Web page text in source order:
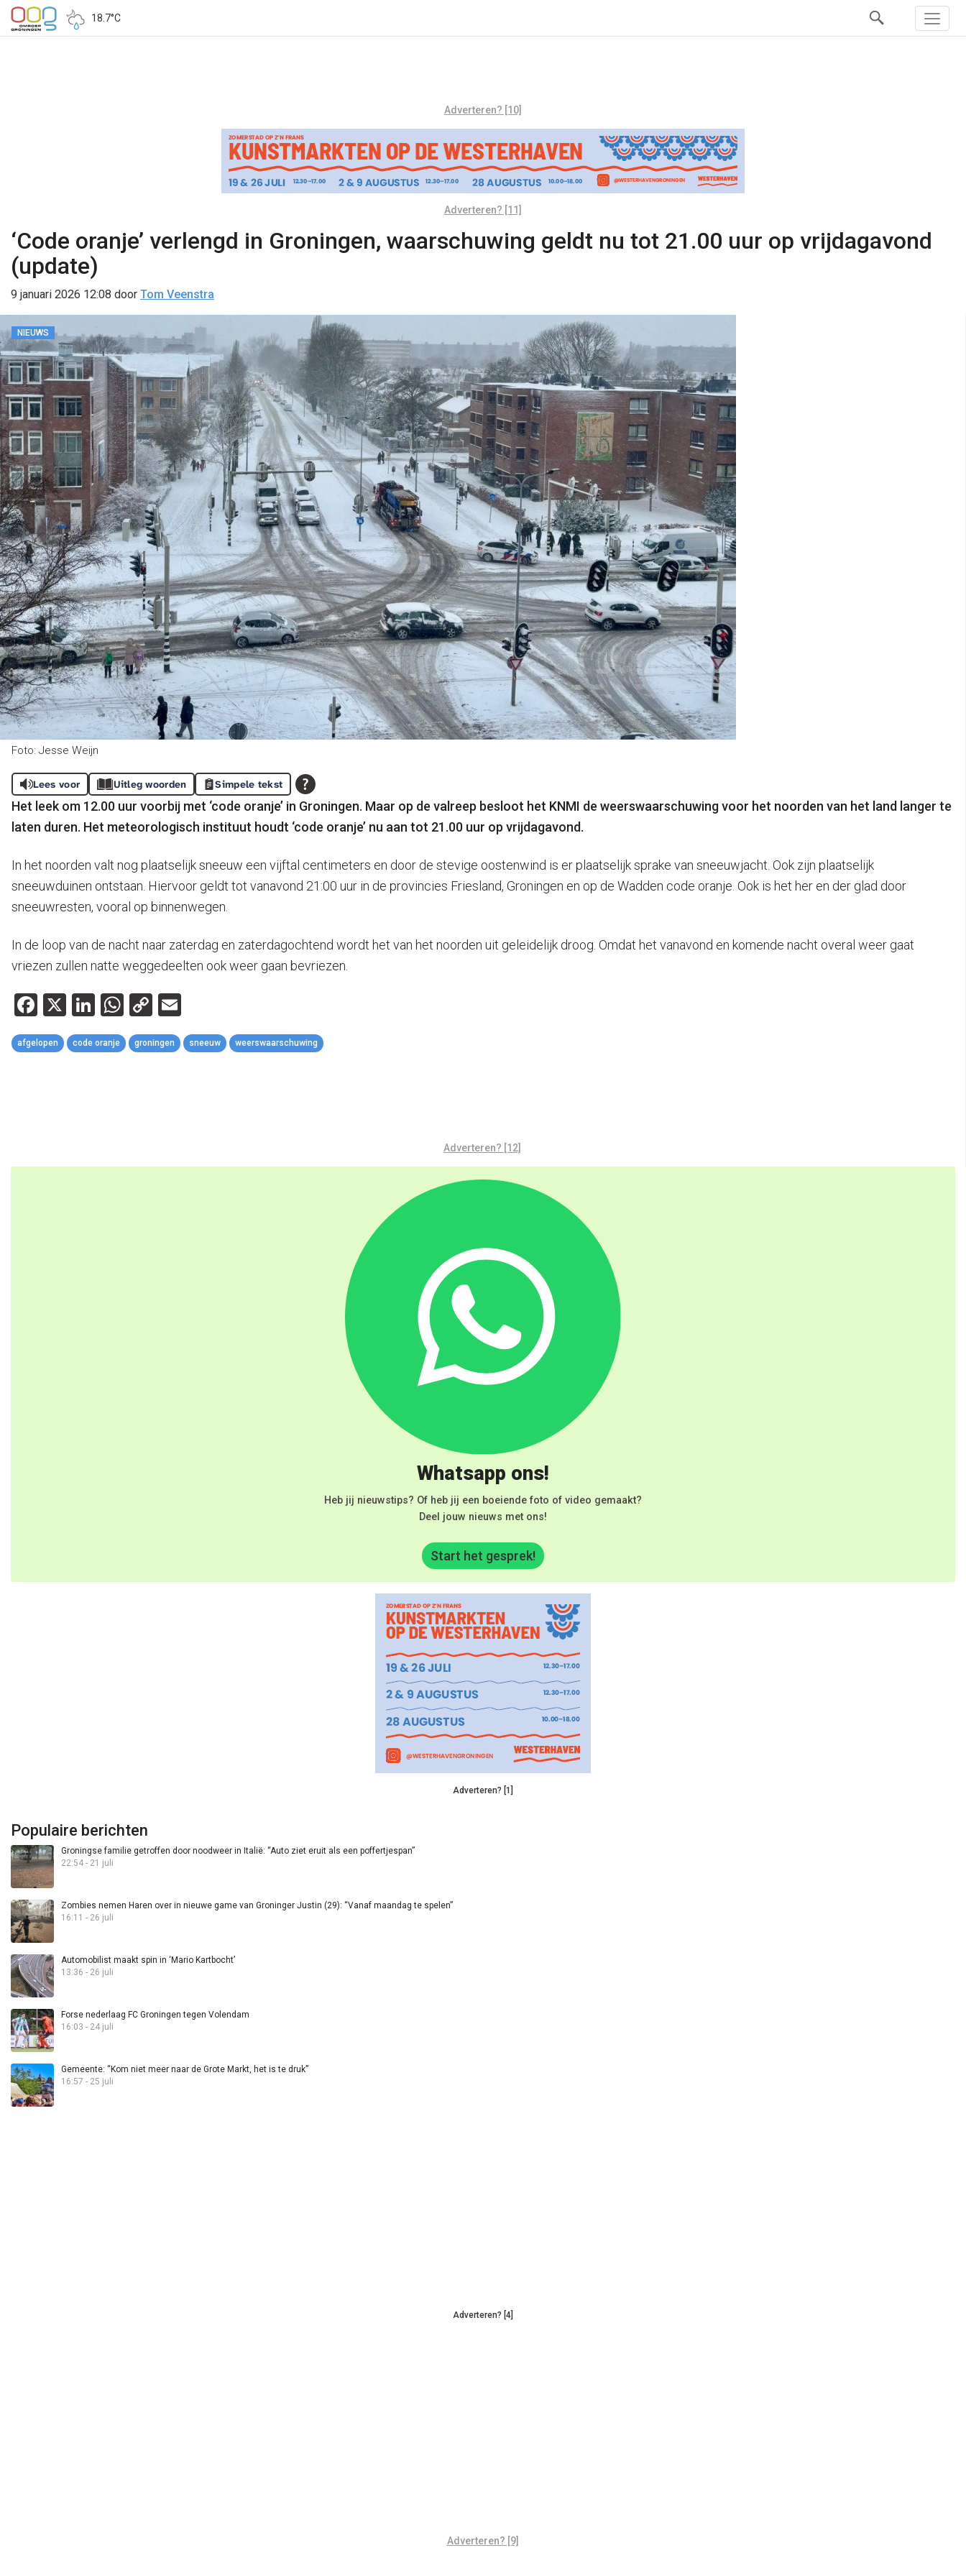
18.7°C
Adverteren? [10]
Adverteren? [11]
‘Code oranje’ verlengd in Groningen, waarschuwing geldt nu tot 21.00 uur op vrijdagavond
(update)
9 januari 2026 12:08 door Tom Veenstra
NIEUWS
Foto: Jesse Weijn
Lees voor Uitleg woorden Simpele tekst
Het leek om 12.00 uur voorbij met ‘code oranje’ in Groningen. Maar op de valreep besloot het KNMI de weerswaarschuwing voor het noorden van het land langer te
laten duren. Het meteorologisch instituut houdt ‘code oranje’ nu aan tot 21.00 uur op vrijdagavond.
In het noorden valt nog plaatselijk sneeuw een vijftal centimeters en door de stevige oostenwind is er plaatselijk sprake van sneeuwjacht. Ook zijn plaatselijk
sneeuwduinen ontstaan. Hiervoor geldt tot vanavond 21:00 uur in de provincies Friesland, Groningen en op de Wadden code oranje. Ook is het her en der glad door
sneeuwresten, vooral op binnenwegen.
In de loop van de nacht naar zaterdag en zaterdagochtend wordt het van het noorden uit geleidelijk droog. Omdat het vanavond en komende nacht overal weer gaat
vriezen zullen natte weggedeelten ook weer gaan bevriezen.
Facebook
X LinkedIn
WhatsApp
Copy
Link
afgelopen code oranje groningen sneeuw weerswaarschuwing
Adverteren? [12]
Whatsapp ons!
Heb jij nieuwstips? Of heb jij een boeiende foto of video gemaakt?
Deel jouw nieuws met ons!
Start het gesprek!
Adverteren? [1]
Populaire berichten
Groningse familie getroffen door noodweer in Italië: “Auto ziet eruit als een poffertjespan”
22:54 - 21 juli
Zombies nemen Haren over in nieuwe game van Groninger Justin (29): “Vanaf maandag te spelen”
16:11 - 26 juli
Automobilist maakt spin in ‘Mario Kartbocht’
13:36 - 26 juli
Forse nederlaag FC Groningen tegen Volendam
16:03 - 24 juli
Gemeente: “Kom niet meer naar de Grote Markt, het is te druk”
16:57 - 25 juli
Adverteren? [4]
Adverteren? [9]